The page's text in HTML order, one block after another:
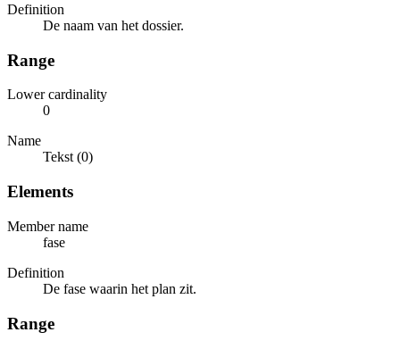
Definition
De naam van het dossier.
Range
Lower cardinality
0
Name
Tekst (0)
Elements
Member name
fase
Definition
De fase waarin het plan zit.
Range